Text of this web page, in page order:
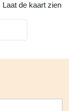
Laat de kaart zien